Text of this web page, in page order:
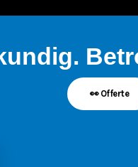
👀 Offerte